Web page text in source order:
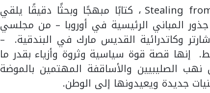
وهكذا ، لديها ، مع Stealing from the Saracens ، كتابًا مبهجًا وبحثًا دقيقًا يلقي
المباني الرئيسية في أوروبا – من مجلسي
وكاتدرائية القديس مارك في البندقية. –
قصة قوة سياسية وثروة وأزياء بقدر ما
الصليبيين والأساقفة المهتمين بالموضة
جديدة ويعيدونها إلى الوطن.